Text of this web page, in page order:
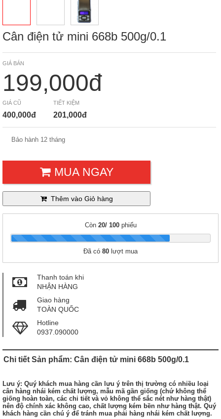
Cân điện tử mini 668b 500g/0.1
GIÁ BÁN
199,000đ
GIÁ CŨ
400,000đ
TIẾT KIỆM
201,000đ
Bảo hành 12 tháng
MUA NGAY
Thêm vào Giỏ hàng
Còn 20/ 100phiếu
|
Đã có80 lượt mua
Thanh toán khi
NHẬN HÀNG
Giao hàng
TOÀN QUỐC
Hotline
0937.090000
Chi tiết Sản phẩm: Cân điện tử mini 668b 500g/0.1
Lưu ý: Quý khách mua hàng cần lưu ý trên thị trường có nhiều loại
cân hàng nhái kém chất lượng, mẫu mã gần giống (chứ không thể
giống hoàn toàn, các chi tiết và vỏ không thể sắc nét như hàng thật)
nên độ chính xác không cao, chất lượng kém bền như hàng thật. Quý
khách hàng cần chú ý để tránh mua phải hàng nhái kém chất lượng.